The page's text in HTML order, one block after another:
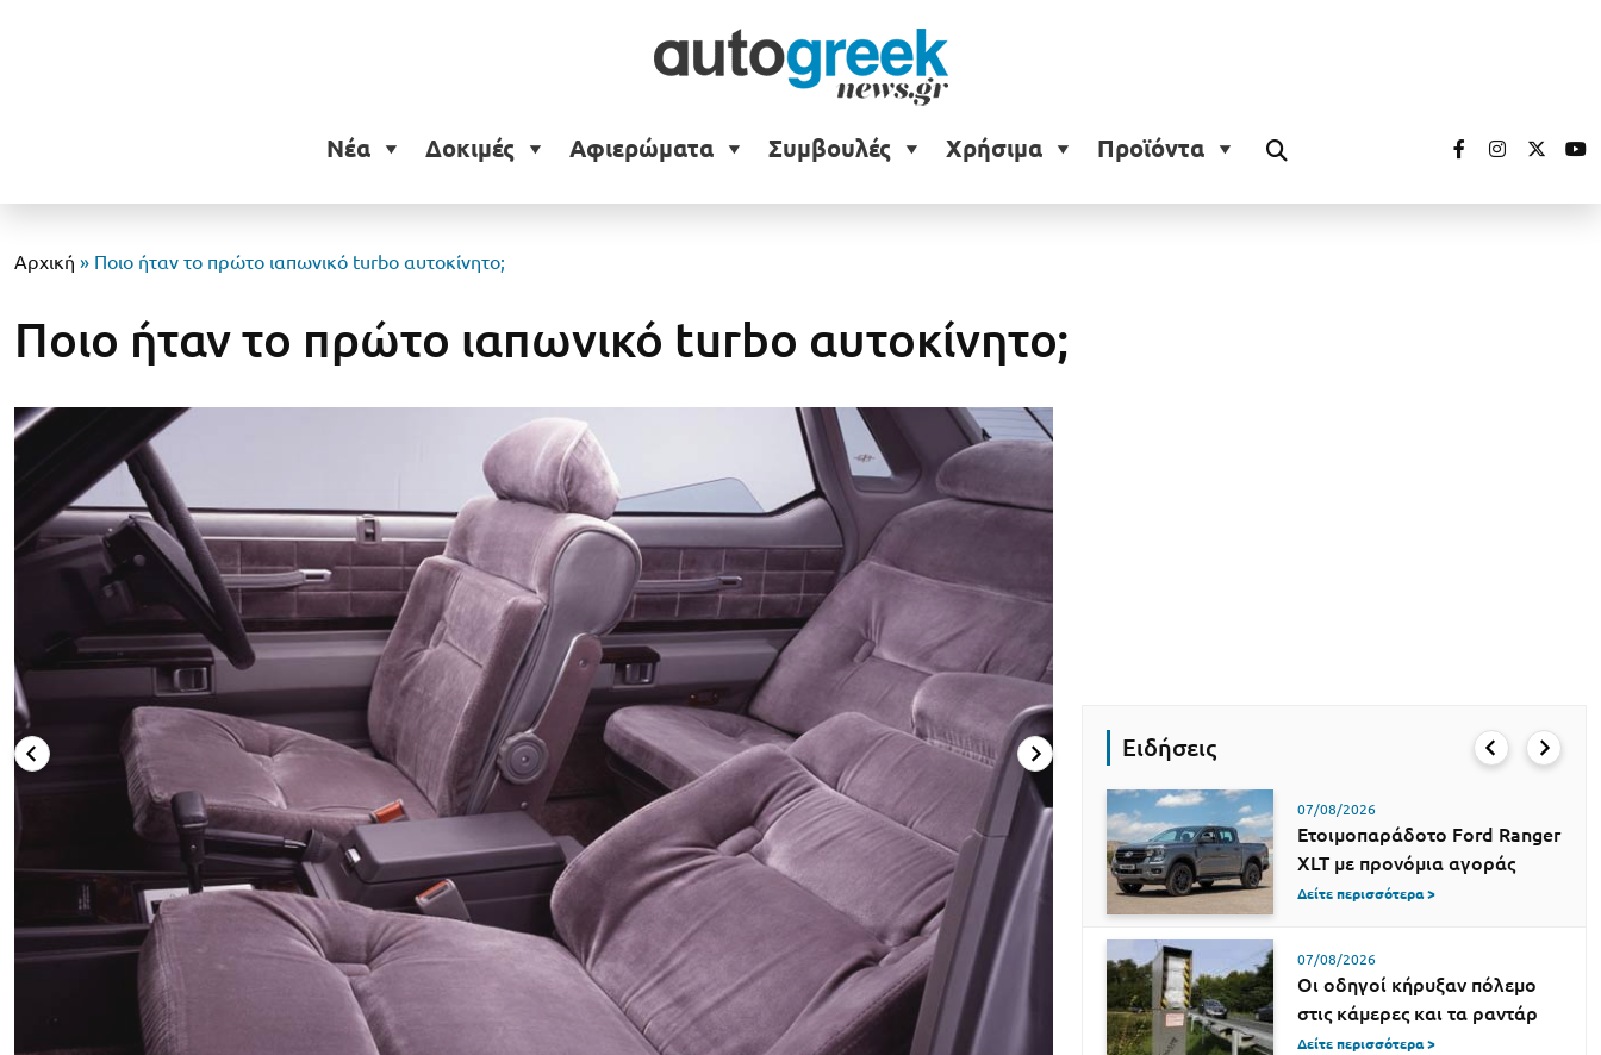
Νέα Δοκιμές Αφιερώματα Συμβουλές Χρήσιμα Προϊόντα
Αρχική » Ποιο ήταν το πρώτο ιαπωνικό turbo αυτοκίνητο;
Ποιο ήταν το πρώτο ιαπωνικό turbo αυτοκίνητο;
Ειδήσεις
07/08/2026
Ετοιμοπαράδοτο Ford Ranger
XLT με προνόμια αγοράς
Δείτε περισσότερα >
07/08/2026
Οι οδηγοί κήρυξαν πόλεμο
στις κάμερες και τα ραντάρ
Δείτε περισσότερα >